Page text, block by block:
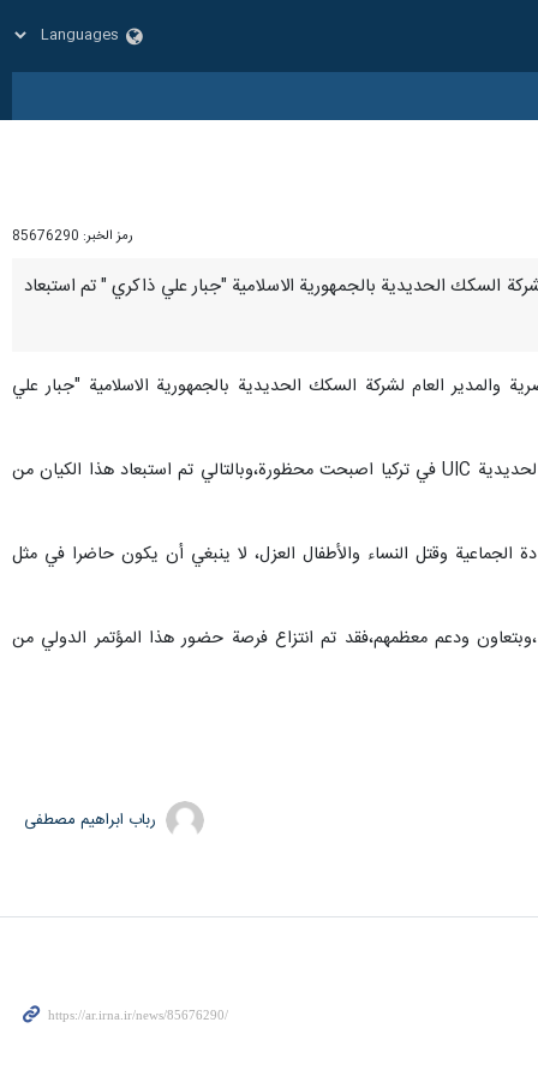
رمز الخبر: 85676290
السكك الحديدية بالجمهورية الاسلامية "جبار علي ذاكري " تم استبعاد
والمدير العام لشركة السكك الحديدية بالجمهورية الاسلامية "جبار علي
ومع اصرار وتمسك ايران على موقفها في هذا الصدد، فإن مشاركة الكيان الصهيوني في مؤتمر الشرق الأوسط للسكك الحديدية UIC في تركيا اصبحت محظورة،وبالتالي تم استبعاد هذا الكيان من
الجماعية وقتل النساء والأطفال العزل، لا ينبغي أن يكون حاضرا في مثل
ودعم معظمهم،فقد تم انتزاع فرصة حضور هذا المؤتمر الدولي من
رباب ابراهیم مصطفی